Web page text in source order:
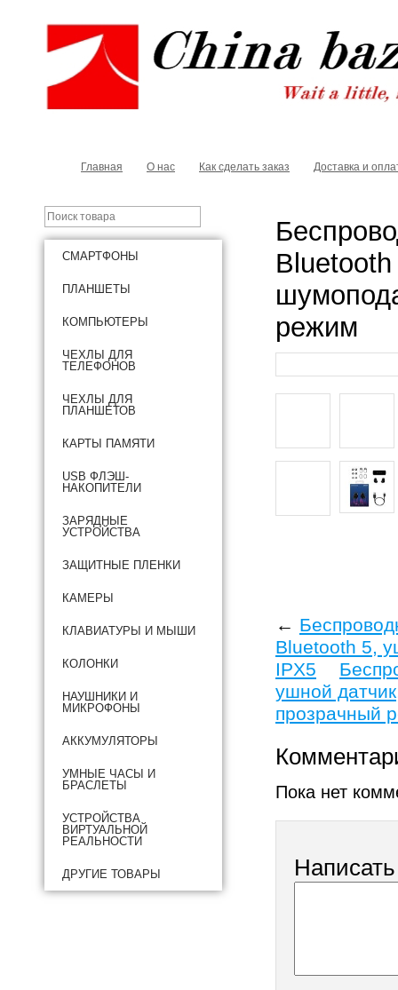
Главная О нас Как сделать заказ Доставка и
режим
←
Bluetooth 5,
IPX5
ушной
прозрачный
Пока нет
СМАРТФОНЫ
ПЛАНШЕТЫ
КОМПЬЮТЕРЫ
ЧЕХЛЫ ДЛЯ
ТЕЛЕФОНОВ
ЧЕХЛЫ ДЛЯ
ПЛАНШЕТОВ
КАРТЫ ПАМЯТИ
USB ФЛЭШ-
НАКОПИТЕЛИ
ЗАРЯДНЫЕ
УСТРОЙСТВА
ЗАЩИТНЫЕ ПЛЕНКИ
КАМЕРЫ
КЛАВИАТУРЫ И МЫШИ
КОЛОНКИ
НАУШНИКИ И
МИКРОФОНЫ
АККУМУЛЯТОРЫ
УМНЫЕ ЧАСЫ И
БРАСЛЕТЫ
УСТРОЙСТВА
ВИРТУАЛЬНОЙ
РЕАЛЬНОСТИ
ДРУГИЕ ТОВАРЫ